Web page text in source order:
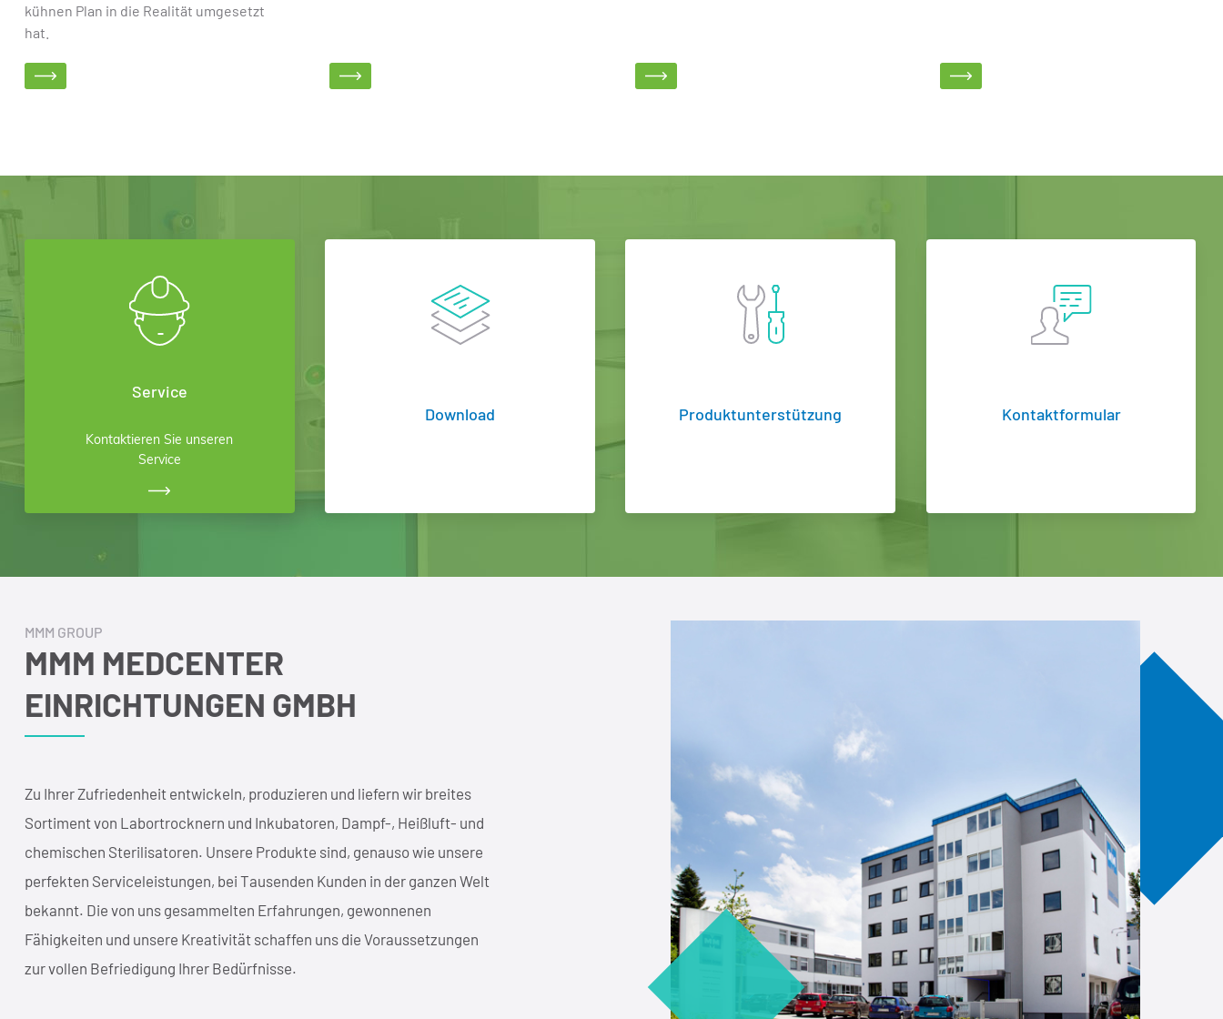
kühnen Plan in die Realität umgesetzt
hat.
Service
Kontaktieren Sie unseren
Service
Download Produktunterstützung Kontaktformular
MMM GROUP
MMM MEDCENTER
EINRICHTUNGEN GMBH
Zu Ihrer Zufriedenheit entwickeln, produzieren und liefern wir breites
Sortiment von Labortrocknern und Inkubatoren, Dampf-, Heißluft- und
chemischen Sterilisatoren. Unsere Produkte sind, genauso wie unsere
perfekten Serviceleistungen, bei Tausenden Kunden in der ganzen Welt
bekannt. Die von uns gesammelten Erfahrungen, gewonnenen
Fähigkeiten und unsere Kreativität schaffen uns die Voraussetzungen
zur vollen Befriedigung Ihrer Bedürfnisse.